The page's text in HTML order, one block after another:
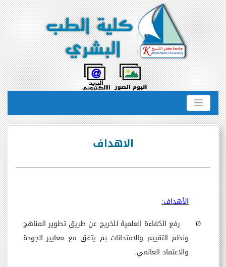
الاهداف
الأهداف:
Ø
رفع الكفاءة العلمية للخريج عن طريق تطوير المناهج
ونظم التقييم والامتحانات بم يتفق مع معايير الجودة
والاعتماد العالمي.